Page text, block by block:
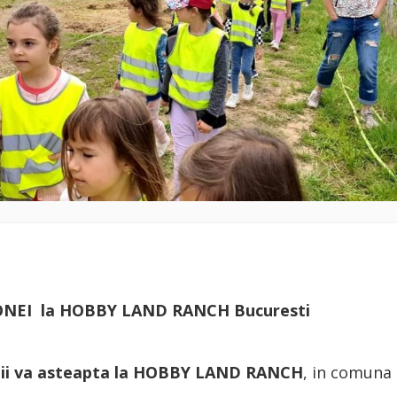
la HOBBY LAND RANCH Bucuresti
va asteapta la HOBBY LAND RANCH, in comuna